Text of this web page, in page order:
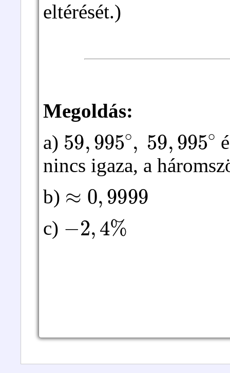
eltérését.)
Megoldás:
a) 59 995∘ 59 995∘
nincs igaza, a
b)
,9999
c) 2, %